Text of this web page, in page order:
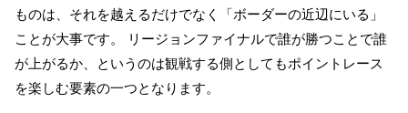
ものは、それを越えるだけでなく「ボーダーの近辺にいる」
ことが大事です。 リージョンファイナルで誰が勝つことで誰
が上がるか、というのは観戦する側としてもポイントレース
を楽しむ要素の一つとなります。